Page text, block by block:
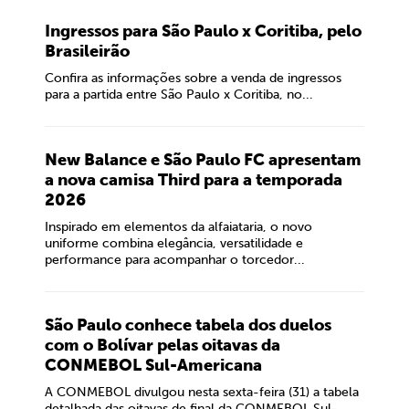
Ingressos para São Paulo x Coritiba, pelo
Brasileirão
Confira as informações sobre a venda de ingressos
para a partida entre São Paulo x Coritiba, no...
New Balance e São Paulo FC apresentam
a nova camisa Third para a temporada
2026
Inspirado em elementos da alfaiataria, o novo
uniforme combina elegância, versatilidade e
performance para acompanhar o torcedor...
São Paulo conhece tabela dos duelos
com o Bolívar pelas oitavas da
CONMEBOL Sul-Americana
A CONMEBOL divulgou nesta sexta-feira (31) a tabela